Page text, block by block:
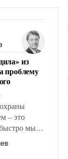
из
проблему
– это
мы